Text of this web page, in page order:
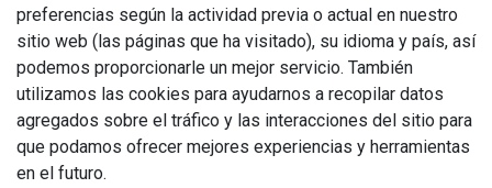
preferencias según la actividad previa o actual en nuestro
sitio web (las páginas que ha visitado), su idioma y país, así
podemos proporcionarle un mejor servicio. También
utilizamos las cookies para ayudarnos a recopilar datos
agregados sobre el tráfico y las interacciones del sitio para
que podamos ofrecer mejores experiencias y herramientas
en el futuro.